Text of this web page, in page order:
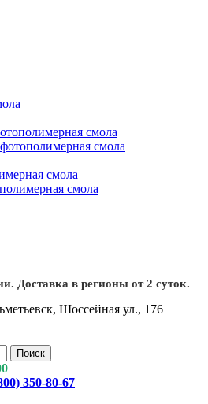
смола
смола
смола
смола
Доставка в регионы от 2 суток.
Шоссейная ул., 176
Поиск
350-80-67